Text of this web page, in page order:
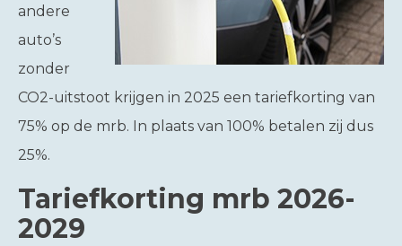
andere
auto’s
zonder
CO2-uitstoot krijgen in 2025 een tariefkorting van
75% op de mrb. In plaats van 100% betalen zij dus
25%.
Tariefkorting mrb 2026-
2029